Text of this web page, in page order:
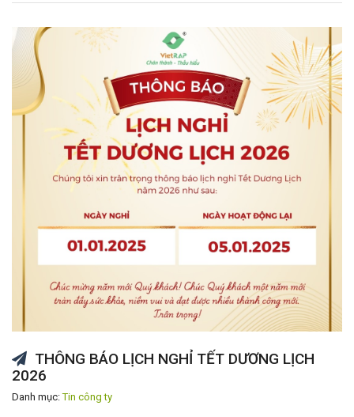
THÔNG BÁO LỊCH NGHỈ TẾT DƯƠNG LỊCH
2026
Danh mục:Tin công ty